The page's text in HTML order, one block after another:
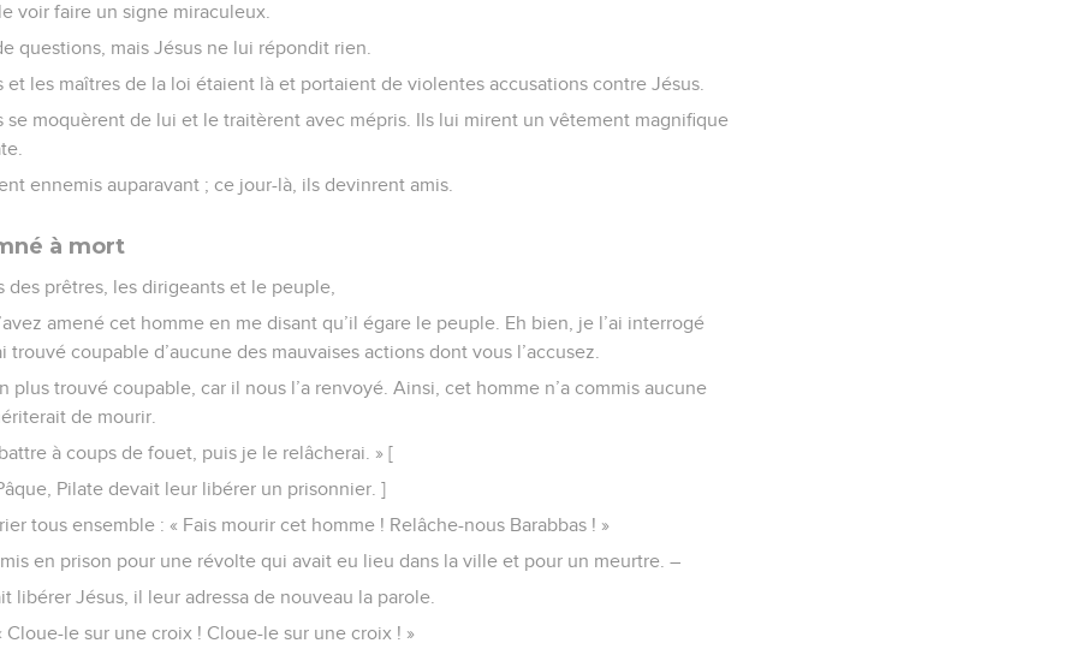
voir faire un signe miraculeux.
questions, mais Jésus ne lui répondit rien.
et les maîtres de la loi étaient là et portaient de violentes accusations contre Jésus.
se moquèrent de lui et le traitèrent avec mépris. Ils lui mirent un vêtement magnifique
ennemis auparavant ; ce jour-là, ils devinrent amis.
à mort
des prêtres, les dirigeants et le peuple,
amené cet homme en me disant qu’il égare le peuple. Eh bien, je l’ai interrogé
trouvé coupable d’aucune des mauvaises actions dont vous l’accusez.
plus trouvé coupable, car il nous l’a renvoyé. Ainsi, cet homme n’a commis aucune
de mourir.
à coups de fouet, puis je le relâcherai. » [
Pilate devait leur libérer un prisonnier. ]
tous ensemble : « Fais mourir cet homme ! Relâche-nous Barabbas ! »
en prison pour une révolte qui avait eu lieu dans la ville et pour un meurtre. –
libérer Jésus, il leur adressa de nouveau la parole.
Cloue-le sur une croix ! Cloue-le sur une croix ! »